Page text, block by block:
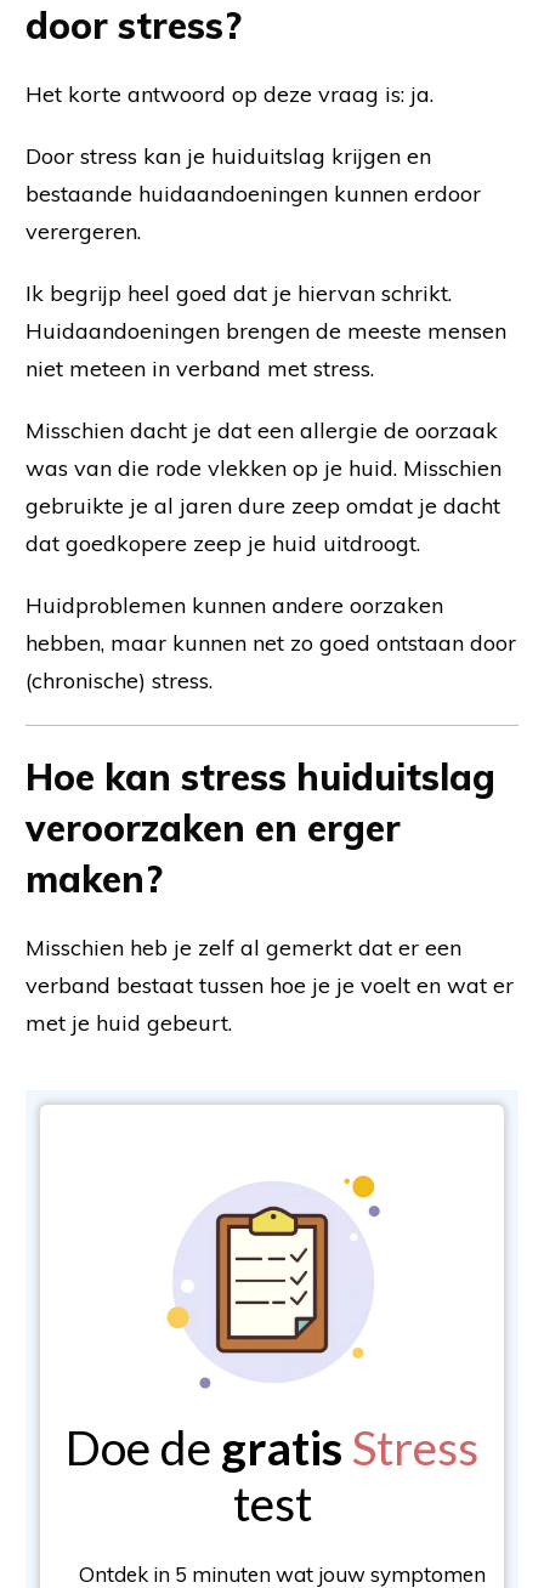
door stress?
Het korte antwoord op deze vraag is: ja.
Door stress kan je huiduitslag krijgen en
bestaande huidaandoeningen kunnen erdoor
verergeren.
Ik begrijp heel goed dat je hiervan schrikt.
Huidaandoeningen brengen de meeste mensen
niet meteen in verband met stress.
Misschien dacht je dat een allergie de oorzaak
was van die rode vlekken op je huid. Misschien
gebruikte je al jaren dure zeep omdat je dacht
dat goedkopere zeep je huid uitdroogt.
Huidproblemen kunnen andere oorzaken
hebben, maar kunnen net zo goed ontstaan door
(chronische) stress.
Hoe kan stress huiduitslag
veroorzaken en erger
maken?
Misschien heb je zelf al gemerkt dat er een
verband bestaat tussen hoe je je voelt en wat er
met je huid gebeurt.
Doe de gratis Stress
test
Ontdek in 5 minuten wat jouw symptomen